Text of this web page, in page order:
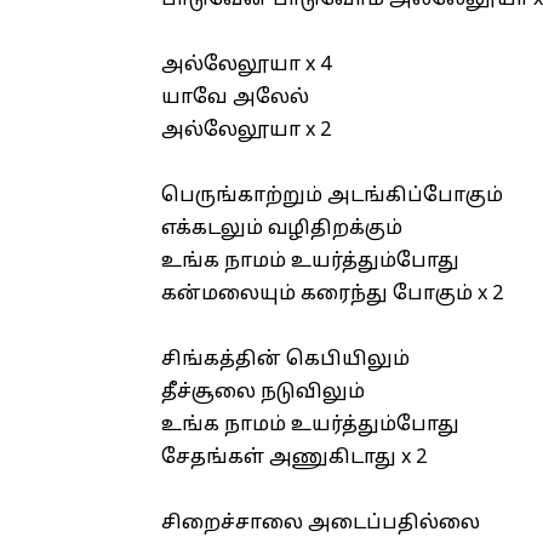
அல்லேலூயா x 4
யாவே அலேல்
அல்லேலூயா x 2
பெருங்காற்றும் அடங்கிப்போகும்
எக்கடலும் வழிதிறக்கும்
உங்க நாமம் உயர்த்தும்போது
கன்மலையும் கரைந்து போகும் x 2
சிங்கத்தின் கெபியிலும்
தீச்சூலை நடுவிலும்
உங்க நாமம் உயர்த்தும்போது
சேதங்கள் அணுகிடாது x 2
சிறைச்சாலை அடைப்பதில்லை